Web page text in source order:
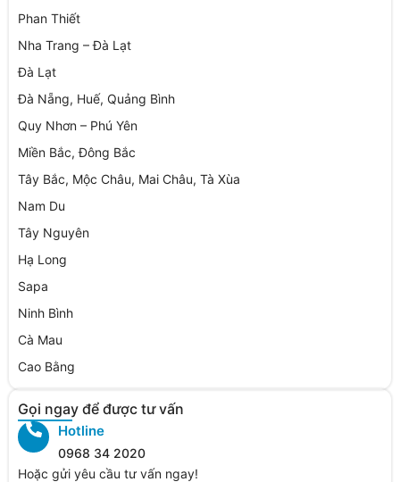
Phan Thiết
Nha Trang – Đà Lạt
Đà Lạt
Đà Nẵng, Huế, Quảng Bình
Quy Nhơn – Phú Yên
Miền Bắc, Đông Bắc
Tây Bắc, Mộc Châu, Mai Châu, Tà Xùa
Nam Du
Tây Nguyên
Hạ Long
Sapa
Ninh Bình
Cà Mau
Cao Bằng
Gọi ngay để được tư vấn
Hotline
0968 34 2020
Hoặc gửi yêu cầu tư vấn ngay!